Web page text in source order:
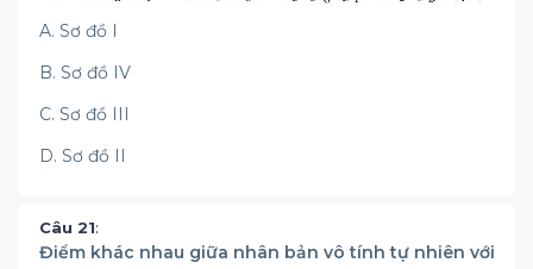
A. Sơ đồ I
B. Sơ đồ IV
C. Sơ đồ III
D. Sơ đồ II
Câu 21:
Điểm khác nhau giữa nhân bản vô tính tự nhiên với